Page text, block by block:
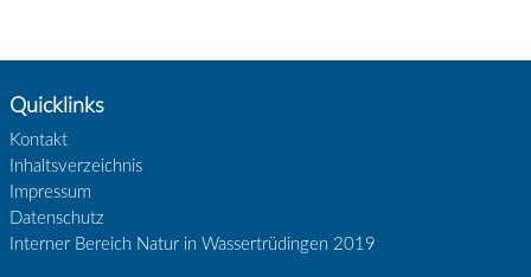
Quicklinks
Kontakt
Inhaltsverzeichnis
Impressum
Datenschutz
Interner Bereich Natur in Wassertrüdingen 2019